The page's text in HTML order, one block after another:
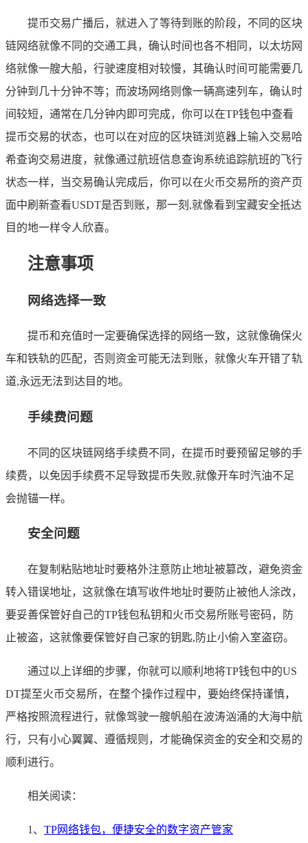
提币交易广播后，就进入了等待到账的阶段，不同的区块
链网络就像不同的交通工具，确认时间也各不相同，以太坊网
络就像一艘大船，行驶速度相对较慢，其确认时间可能需要几
分钟到几十分钟不等；而波场网络则像一辆高速列车，确认时
间较短，通常在几分钟内即可完成，你可以在TP钱包中查看
提币交易的状态，也可以在对应的区块链浏览器上输入交易哈
希查询交易进度，就像通过航班信息查询系统追踪航班的飞行
状态一样，当交易确认完成后，你可以在火币交易所的资产页
面中刷新查看USDT是否到账，那一刻,就像看到宝藏安全抵达
目的地一样令人欣喜。
注意事项
网络选择一致
提币和充值时一定要确保选择的网络一致，这就像确保火
车和铁轨的匹配，否则资金可能无法到账，就像火车开错了轨
道,永远无法到达目的地。
手续费问题
不同的区块链网络手续费不同，在提币时要预留足够的手
续费，以免因手续费不足导致提币失败,就像开车时汽油不足
会抛锚一样。
安全问题
在复制粘贴地址时要格外注意防止地址被篡改，避免资金
转入错误地址，这就像在填写收件地址时要防止被他人涂改，
要妥善保管好自己的TP钱包私钥和火币交易所账号密码，防
止被盗，这就像要保管好自己家的钥匙,防止小偷入室盗窃。
通过以上详细的步骤，你就可以顺利地将TP钱包中的US
DT提至火币交易所，在整个操作过程中，要始终保持谨慎，
严格按照流程进行，就像驾驶一艘帆船在波涛汹涌的大海中航
行，只有小心翼翼、遵循规则，才能确保资金的安全和交易的
顺利进行。
相关阅读：
1、 TP网络钱包，便捷安全的数字资产管家